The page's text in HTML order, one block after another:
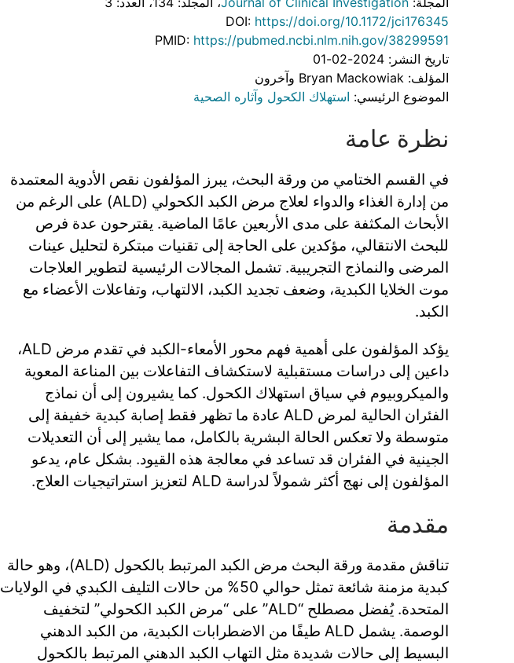
DOI: https://doi.org/10.1172/jci176345
PMID: https://pubmed.ncbi.nlm.nih.gov/38299591
تاريخ النشر: 2024-02-01
المؤلف: Bryan Mackowiak وآخرون
الموضوع الرئيسي: استهلاك الكحول وآثاره الصحية
نظرة عامة
في القسم الختامي من ورقة البحث، يبرز المؤلفون نقص الأدوية المعتمدة
من إدارة الغذاء والدواء لعلاج مرض الكبد الكحولي (ALD) على الرغم من
الأبحاث المكثفة على مدى الأربعين عامًا الماضية. يقترحون عدة فرص
للبحث الانتقالي، مؤكدين على الحاجة إلى تقنيات مبتكرة لتحليل عينات
المرضى والنماذج التجريبية. تشمل المجالات الرئيسية لتطوير العلاجات
موت الخلايا الكبدية، وضعف تجديد الكبد، الالتهاب، وتفاعلات الأعضاء مع
الكبد.
يؤكد المؤلفون على أهمية فهم محور الأمعاء-الكبد في تقدم مرض ALD،
داعين إلى دراسات مستقبلية لاستكشاف التفاعلات بين المناعة المعوية
والميكروبيوم في سياق استهلاك الكحول. كما يشيرون إلى أن نماذج
الفئران الحالية لمرض ALD عادة ما تظهر فقط إصابة كبدية خفيفة إلى
متوسطة ولا تعكس الحالة البشرية بالكامل، مما يشير إلى أن التعديلات
الجينية في الفئران قد تساعد في معالجة هذه القيود. بشكل عام، يدعو
المؤلفون إلى نهج أكثر شمولاً لدراسة ALD لتعزيز استراتيجيات العلاج.
مقدمة
تناقش مقدمة ورقة البحث مرض الكبد المرتبط بالكحول (ALD)، وهو حالة
كبدية مزمنة شائعة تمثل حوالي 50% من حالات التليف الكبدي في الولايات
المتحدة. يُفضل مصطلح “ALD” على “مرض الكبد الكحولي” لتخفيف
الوصمة. يشمل ALD طيفًا من الاضطرابات الكبدية، من الكبد الدهني
البسيط إلى حالات شديدة مثل التهاب الكبد الدهني المرتبط بالكحول